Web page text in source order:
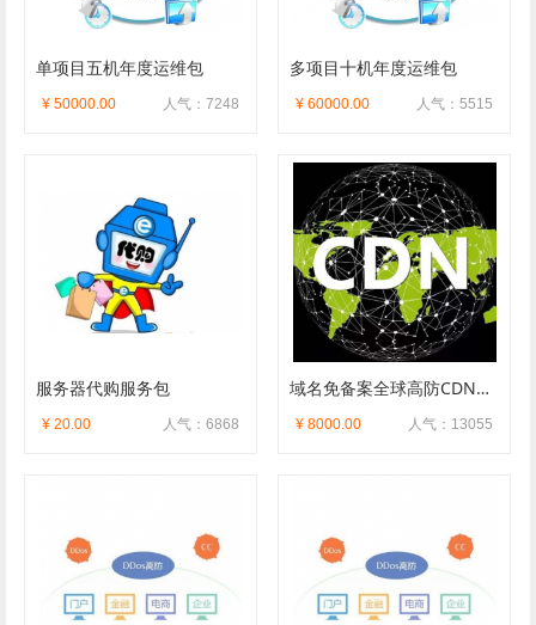
单项目五机年度运维包
人气：7248
¥ 50000.00
多项目十机年度运维包
人气：5515
¥ 60000.00
服务器代购服务包
人气：6868
¥ 20.00
域名免备案全球高防CDN月度加速包
人气：13055
¥ 8000.00